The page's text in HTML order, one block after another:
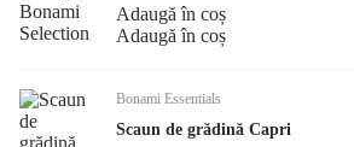
Adaugă în coș
Adaugă în coș
Bonami Essentials
Scaun de grădină Capri